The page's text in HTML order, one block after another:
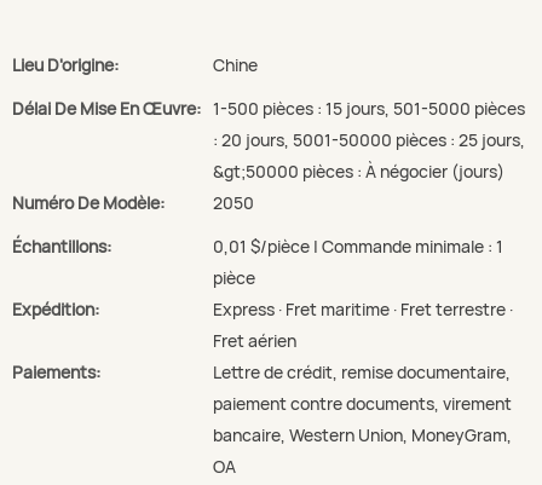
Lieu D'origine:
Chine
Délai De Mise En Œuvre: 1-500 pièces : 15 jours, 501-5000 pièces
: 20 jours, 5001-50000 pièces : 25 jours,
&gt;50000 pièces : À négocier (jours)
Numéro De Modèle:
2050
Échantillons:
0,01 $/pièce | Commande minimale : 1
pièce
Expédition:
Express · Fret maritime · Fret terrestre ·
Fret aérien
Paiements:
Lettre de crédit, remise documentaire,
paiement contre documents, virement
bancaire, Western Union, MoneyGram,
OA